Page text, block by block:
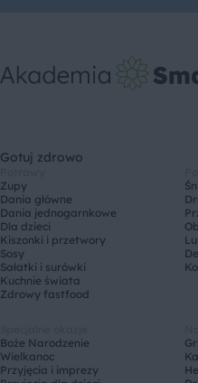
Gotuj zdrowo
Zupy
Dania główne
Dania jednogarnkowe
Dla dzieci
Kiszonki i przetwory
Sosy
Sałatki i surówki
Kuchnie świata
Zdrowy fastfood
Boże Narodzenie
Wielkanoc
Przyjęcia i imprezy